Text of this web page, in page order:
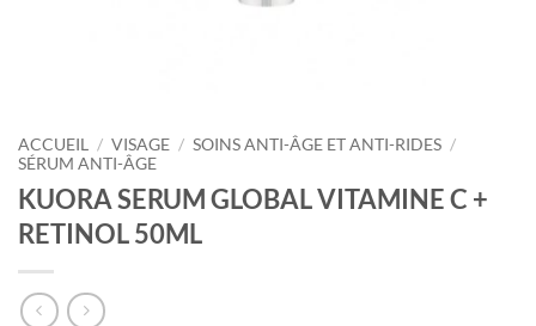
ACCUEIL / VISAGE / SOINS ANTI-ÂGE ET ANTI-RIDES /
SÉRUM ANTI-ÂGE
KUORA SERUM GLOBAL VITAMINE C +
RETINOL 50ML